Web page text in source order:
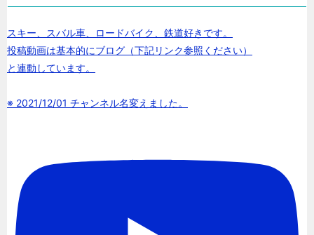
スキー、スバル車、ロードバイク、鉄道好きです。
投稿動画は基本的にブログ（下記リンク参照ください）
と連動しています。
※ 2021/12/01 チャンネル名変えました。